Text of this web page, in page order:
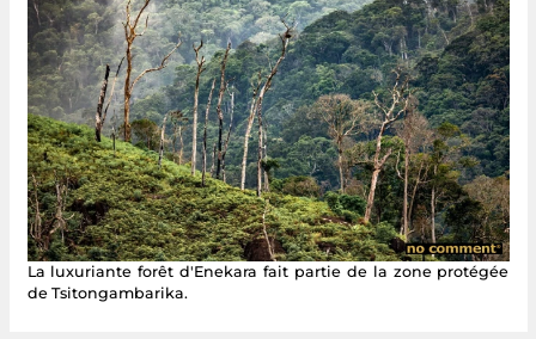
La luxuriante forêt d'Enekara fait partie de la zone protégée
de Tsitongambarika.